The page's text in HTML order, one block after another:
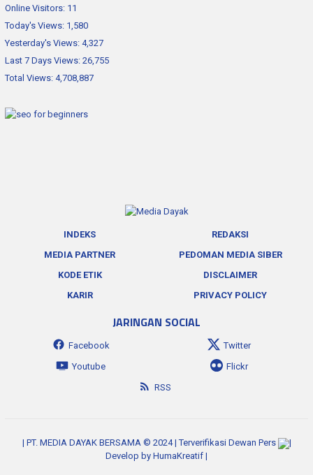
Online Visitors: 11
Today's Views: 1,580
Yesterday's Views: 4,327
Last 7 Days Views: 26,755
Total Views: 4,708,887
INDEKS
REDAKSI
MEDIA PARTNER
PEDOMAN MEDIA SIBER
KODE ETIK
DISCLAIMER
KARIR
PRIVACY POLICY
JARINGAN SOCIAL
Facebook
Twitter
Youtube
Flickr
RSS
| PT. MEDIA DAYAK BERSAMA © 2024 | Terverifikasi Dewan Pers
|
Develop by HumaKreatif |